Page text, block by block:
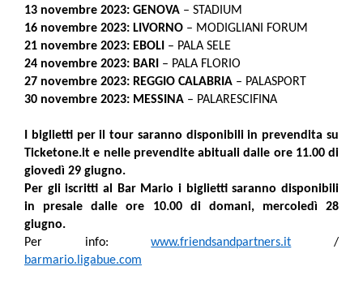
13 novembre 2023: GENOVA – STADIUM
16 novembre 2023: LIVORNO – MODIGLIANI FORUM
21 novembre 2023: EBOLI – PALA SELE
24 novembre 2023: BARI – PALA FLORIO
27 novembre 2023: REGGIO CALABRIA – PALASPORT
30 novembre 2023: MESSINA – PALARESCIFINA
I biglietti per il tour saranno disponibili in prevendita su
Ticketone.it e nelle prevendite abituali dalle ore 11.00 di
giovedì 29 giugno.
Per gli iscritti al Bar Mario i biglietti saranno disponibili
in presale dalle ore 10.00 di domani, mercoledì 28
giugno.
Per info:www.friendsandpartners.it /
barmario.ligabue.com